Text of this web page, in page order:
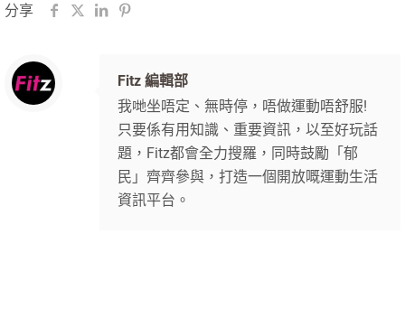
分享
Fitz 編輯部
我哋坐唔定、無時停，唔做運動唔舒服!
只要係有用知識、重要資訊，以至好玩話
題，Fitz都會全力搜羅，同時鼓勵「郁
民」齊齊參與，打造一個開放嘅運動生活
資訊平台。